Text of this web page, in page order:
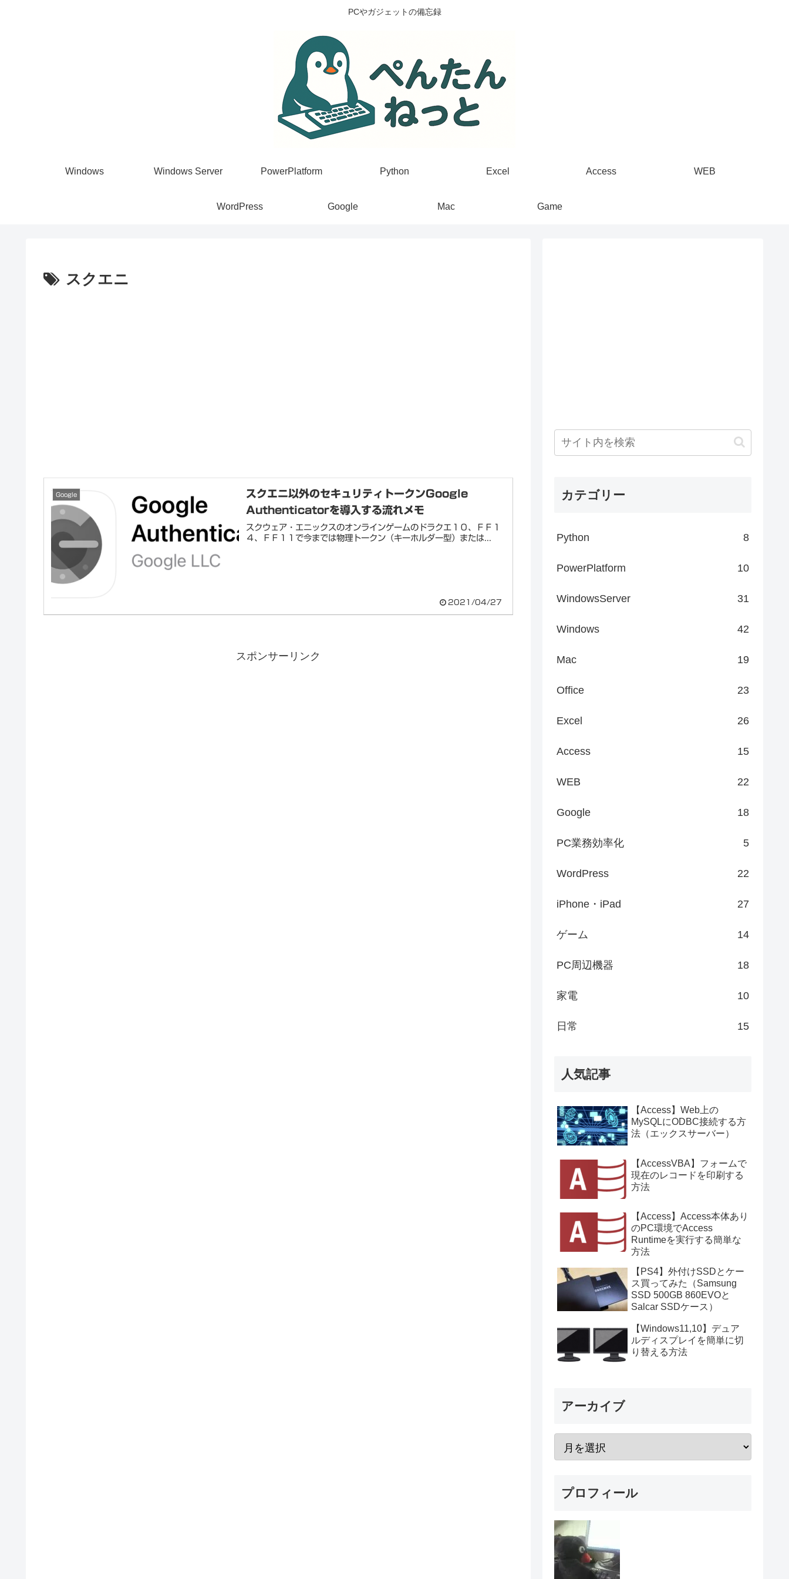
PCやガジェットの備忘録
Windows Windows Server PowerPlatform Python Excel Access WEB
WordPress Google Mac Game
スクエニ
Google
スクエニ以外のセキュリティトークンGoogle
Authenticatorを導入する流れメモ
スクウェア・エニックスのオンラインゲームのドラクエ１０、ＦＦ１
４、ＦＦ１１で今までは物理トークン（キーホルダー型）または...
2021/04/27
スポンサーリンク
カテゴリー
Python 8
PowerPlatform 10
WindowsServer 31
Windows 42
Mac 19
Office 23
Excel 26
Access 15
WEB 22
Google 18
PC業務効率化 5
WordPress 22
iPhone・iPad 27
ゲーム 14
PC周辺機器 18
家電 10
日常 15
人気記事
【Access】Web上の
MySQLにODBC接続する方
法（エックスサーバー）
【AccessVBA】フォームで
現在のレコードを印刷する
方法
【Access】Access本体あり
のPC環境でAccess
Runtimeを実行する簡単な
方法
【PS4】外付けSSDとケー
ス買ってみた（Samsung
SSD 500GB 860EVOと
Salcar SSDケース）
【Windows11,10】デュア
ルディスプレイを簡単に切
り替える方法
アーカイブ
プロフィール